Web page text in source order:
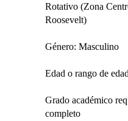
Rotativo (Zona
Roosevelt)
Género: Masculino
Edad o rango de
Grado académico
completo